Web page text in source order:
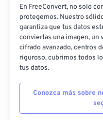
En FreeConvert, no solo
protegemos. Nuestro
garantiza que tus datos
conviertas una imagen, un
cifrado avanzado, centros
riguroso, cubrimos todos
tus datos.
Conozca más sobre